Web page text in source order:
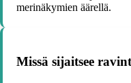
merinäkymien äärellä.
Missä sijaitsee